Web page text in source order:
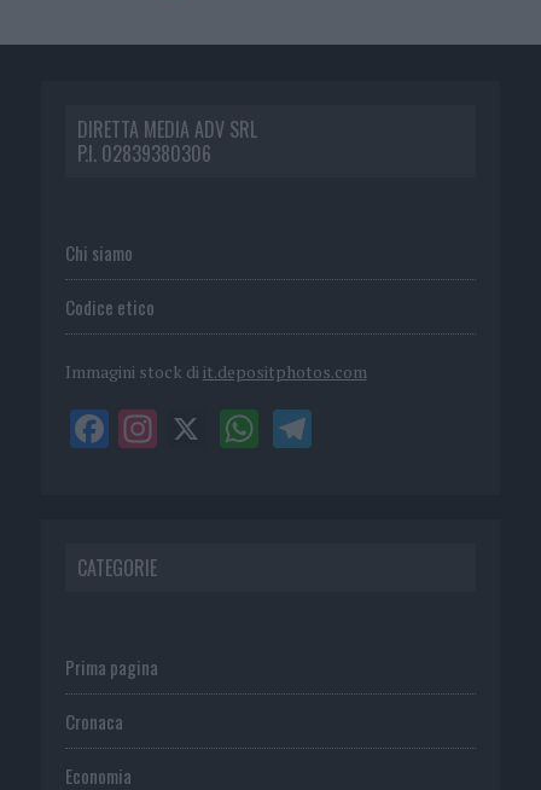
DIRETTA MEDIA ADV SRL
P.I. 02839380306
Chi siamo
Codice etico
Immagini stock di it.depositphotos.com
CATEGORIE
Prima pagina
Cronaca
Economia